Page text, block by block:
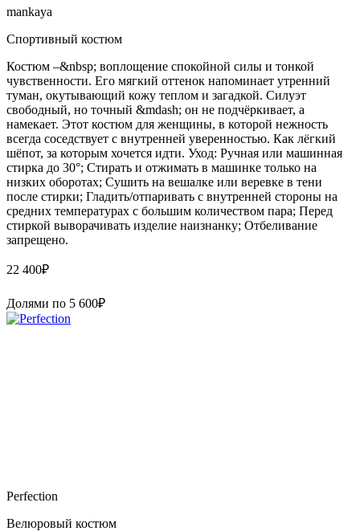
mankaya
Спортивный костюм
Костюм –&nbsp; воплощение спокойной силы и тонкой
чувственности. Его мягкий оттенок напоминает утренний
туман, окутывающий кожу теплом и загадкой. Силуэт
свободный, но точный &mdash; он не подчёркивает, а
намекает. Этот костюм для женщины, в которой нежность
всегда соседствует с внутренней уверенностью. Как лёгкий
шёпот, за которым хочется идти. Уход: Ручная или машинная
стирка до 30°; Стирать и отжимать в машинке только на
низких оборотах; Сушить на вешалке или веревке в тени
после стирки; Гладить/отпаривать с внутренней стороны на
средних температурах с большим количеством пара; Перед
стиркой выворачивать изделие наизнанку; Отбеливание
запрещено.
22 400₽
Долями по 5 600₽
Perfection
Велюровый костюм